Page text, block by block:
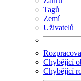
Tagů
Zemí
Uživatelů
Chybějící
Chybějící